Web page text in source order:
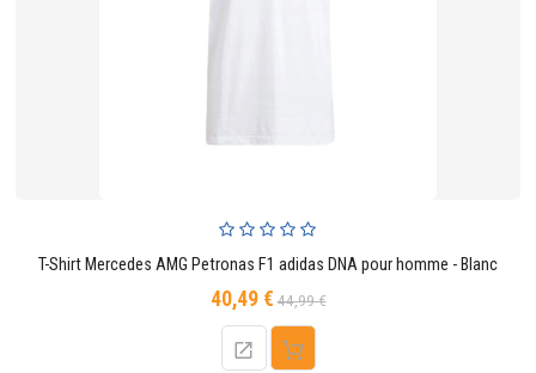
T-Shirt Mercedes AMG Petronas F1 adidas DNA pour homme - Blanc
40,49 €Prix
de
base
44,99 €Prix